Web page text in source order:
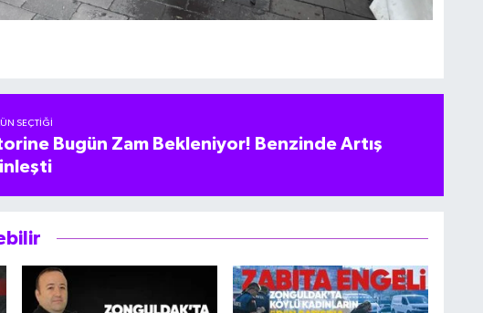
SEÇTIĞI
Bugün Zam Bekleniyor! Benzinde Artış